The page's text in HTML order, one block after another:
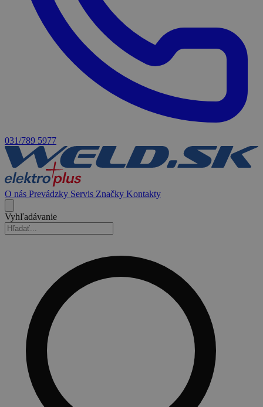
031/789 5977
O nás Prevádzky Servis Značky Kontakty
Vyhľadávanie